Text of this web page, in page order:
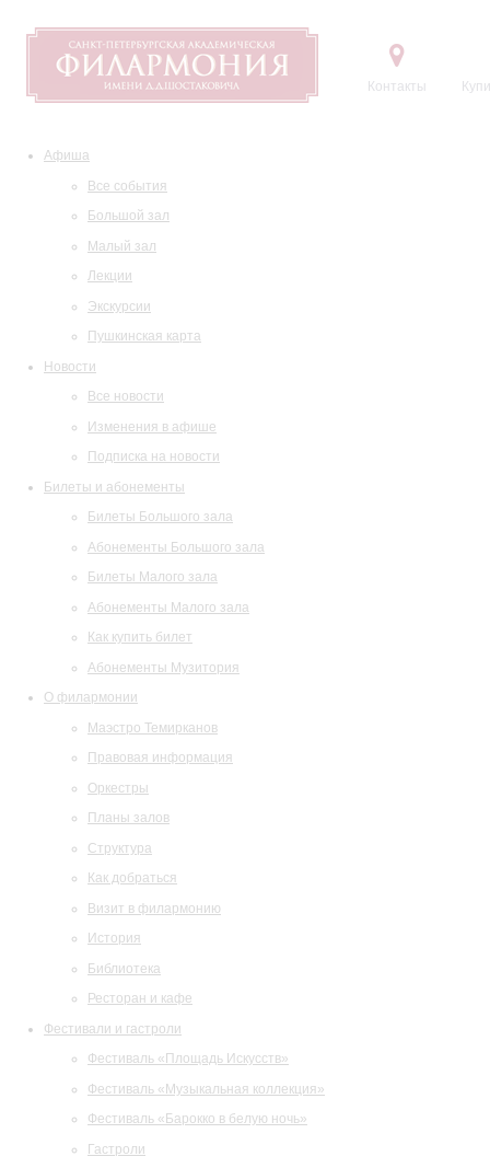
Контакты
Афиша
Все события
Большой зал
Малый зал
Лекции
Экскурсии
Пушкинская карта
Новости
Все новости
Изменения в афише
Подписка на новости
Билеты и абонементы
Билеты Большого зала
Абонементы Большого зала
Билеты Малого зала
Абонементы Малого зала
Как купить билет
Абонементы Музитория
О филармонии
Маэстро Темирканов
Правовая информация
Оркестры
Планы залов
Структура
Как добраться
Визит в филармонию
История
Библиотека
Ресторан и кафе
Фестивали и гастроли
Фестиваль «Площадь Искусств»
Фестиваль «Музыкальная коллекция»
Фестиваль «Барокко в белую ночь»
Гастроли